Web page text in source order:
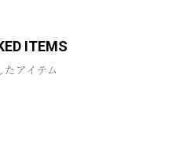
ITEMS
アイテム